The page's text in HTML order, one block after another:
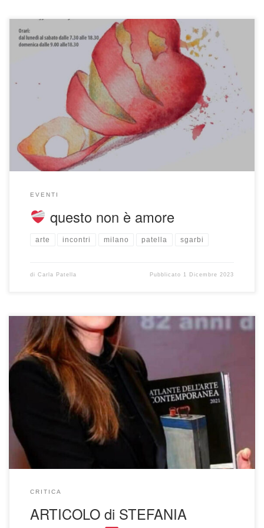
OFFICINA
dell’ARTE Dal 1 al 17 dicembre 2023 a
palazzo d’Accursio – Bologna partecipo alla mostra con
l’opera “Quella storia maledetta”
EVENTI
questo non è amore
arte incontri milano patella sgarbi
di Carla Patella Pubblicato 1 Dicembre 2023
su il Giornale
Il profumo della carta stampata che si
fonde con quello del caffè
Un bellissimo buongiorno
questo per me, con il sole che finalmente risplende dopo
tanti giorni di pioggia e un meraviglioso scritto della
Dottoressa STEFANIA PIERALICE , pubblicato sulla pagina
di CULTURA IDENTITÀ del quotidiano IL […]
CRITICA
ARTICOLO di STEFANIA